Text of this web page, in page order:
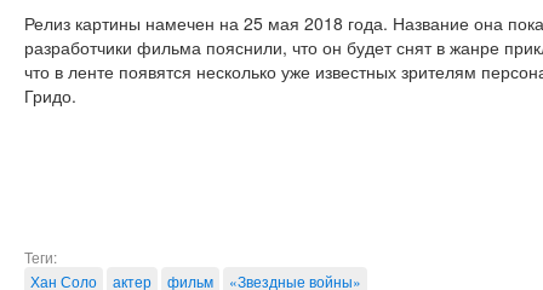
Релиз картины намечен на 25 мая 2018 года. Название она
разработчики фильма пояснили, что он будет снят в жанре
что в ленте появятся несколько уже известных зрителям
Гридо.
Теги:
Хан Соло
актер фильм «Звездные войны»